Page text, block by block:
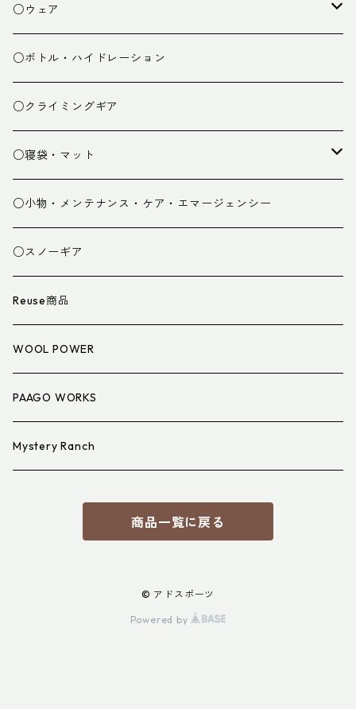
焚き火小物
○ウェア
ミドルレイヤー
ベースレイヤー
パンツ
グローブ
スパッツ・ゲイター
衣類小物
アイウェア
○ボトル・ハイドレーション
○クライミングギア
○寝袋・マット
寝袋
マット
寝具小物
○小物・メンテナンス・ケア・エマージェンシー
○スノーギア
Reuse商品
WOOL POWER
PAAGO WORKS
Mystery Ranch
商品一覧に戻る
© アドスポーツ
Powered by